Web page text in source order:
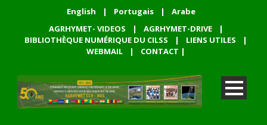
English | Portugais |
Arabe
AGRHYMET- VIDEOS
| AGRHYMET-DRIVE
|
BIBLIOTHÈQUE NUMÉRIQUE DU CILSS
| LIENS UTILES
|
WEBMAIL
| CONTACT |